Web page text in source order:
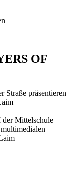
OF
Straße präsentieren
der Mittelschule